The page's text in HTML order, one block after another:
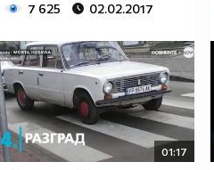
7 625 02.02.2017
01:17